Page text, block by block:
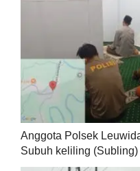
Anggota Polsek
Subuh keliling